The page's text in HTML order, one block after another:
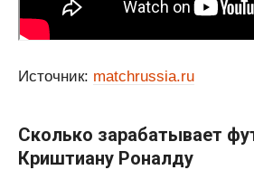
Источник: matchrussia.ru
Сколько зарабатывает
Криштиану Роналду